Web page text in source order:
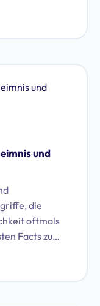
und
die
oftmals
Facts zu